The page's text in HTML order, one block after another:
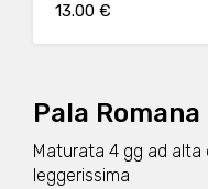
13.00 €
Pala Romana
Maturata 4 gg ad alta
leggerissima